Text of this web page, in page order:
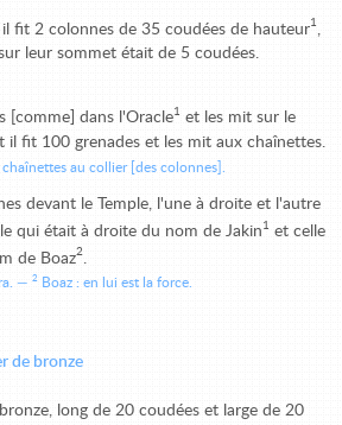
fit 2 colonnes de 35 coudées de hauteur1
leur sommet était de 5 coudées.
[comme] dans l'Oracle1 et les mit sur le
il fit 100 grenades et les mit aux chaînettes.
au collier [des colonnes].
devant le Temple, l'une à droite et l'autre
qui était à droite du nom de Jakin 1 et celle
de Boaz2
2 Boaz : en lui est la force.
de bronze
long de 20 coudées et large de 20